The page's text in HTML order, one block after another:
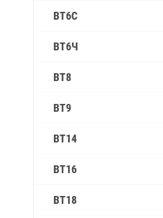
ВТ6С
ВТ6Ч
ВТ8
ВТ9
ВТ14
ВТ16
ВТ18